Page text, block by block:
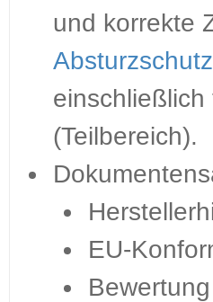
und korrekte
(Teilbereich).
EU-